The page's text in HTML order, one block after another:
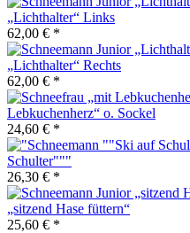
„Lichthalter“ Links
62,00 € *
„Lichthalter“ Rechts
62,00 € *
Lebkuchenherz“ o. Sockel
24,60 € *
Schulter"""
26,30 € *
„sitzend Hase füttern“
25,60 € *